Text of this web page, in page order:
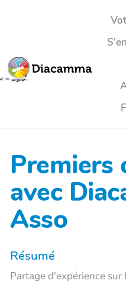
Aller au contenu principal
Premiers
avec
Asso
Résumé
Partage d'expérience